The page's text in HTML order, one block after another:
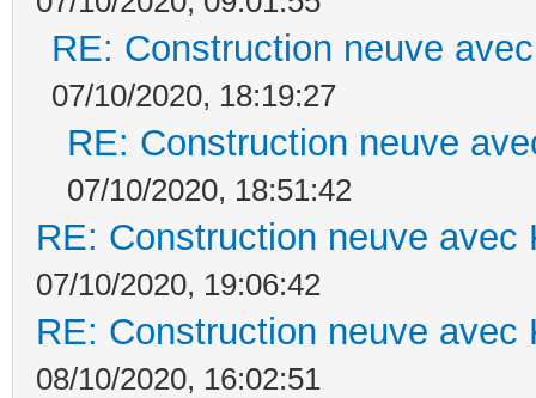
RE: Construction neuve
07/10/2020, 18:19:27
RE: Construction neuve
07/10/2020, 18:51:42
RE: Construction neuve avec
07/10/2020, 19:06:42
RE: Construction neuve avec
08/10/2020, 16:02:51